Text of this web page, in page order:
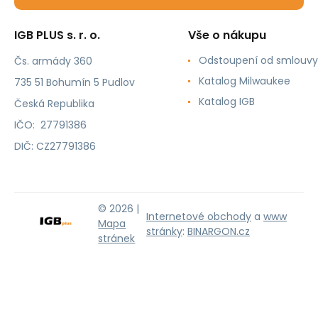
IGB PLUS s. r. o.
Čs. armády 360
735 51 Bohumín 5 Pudlov
Česká Republika
IČO: 27791386
DIČ: CZ27791386
Vše o nákupu
Odstoupení od smlouvy
Katalog Milwaukee
Katalog IGB
© 2026 |
Mapa
stránek
Internetové obchody a www
stránky: BINARGON.cz